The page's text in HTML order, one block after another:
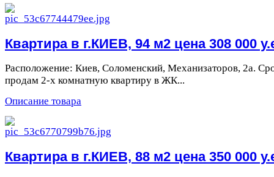
Квартира в г.КИЕВ, 94 м2 цена 308 000
Расположение: Киев, Соломенский, Механизаторов, 2а.
продам 2-х комнатную квартиру в ЖК...
Описание товара
Квартира в г.КИЕВ, 88 м2 цена 350 000